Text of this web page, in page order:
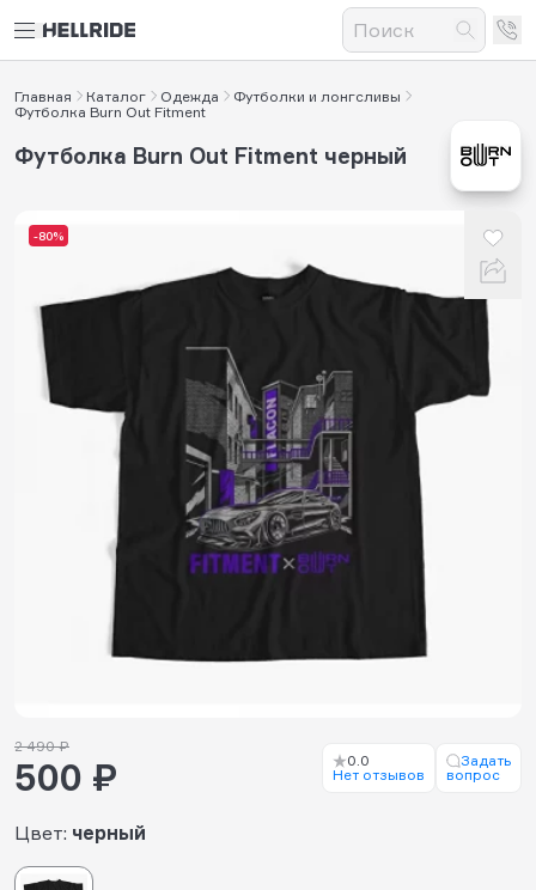
Главная Каталог Одежда
Футболки и лонгсливы
Футболка Burn Out Fitment
-80%
Футболка Burn Out Fitment черный
Цвет: черный
2 490 ₽
500 ₽
0.0
Нет отзывов
Задать
вопрос